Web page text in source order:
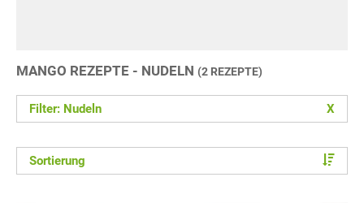
MANGO REZEPTE - NUDELN (2 REZEPTE)
Filter: Nudeln X
Sortierung